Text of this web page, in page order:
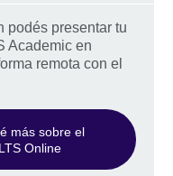
podés presentar tu
Academic en
remota con el
más sobre el
Online